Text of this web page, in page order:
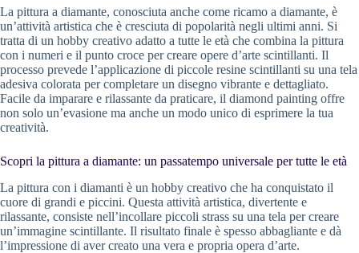
La pittura a diamante, conosciuta anche come ricamo a diamante, è
un’attività artistica che è cresciuta di popolarità negli ultimi anni. Si
tratta di un hobby creativo adatto a tutte le età che combina la pittura
con i numeri e il punto croce per creare opere d’arte scintillanti. Il
processo prevede l’applicazione di piccole resine scintillanti su una tela
adesiva colorata per completare un disegno vibrante e dettagliato.
Facile da imparare e rilassante da praticare, il diamond painting offre
non solo un’evasione ma anche un modo unico di esprimere la tua
creatività.
Scopri la pittura a diamante: un passatempo universale per tutte le età
La pittura con i diamanti è un hobby creativo che ha conquistato il
cuore di grandi e piccini. Questa attività artistica, divertente e
rilassante, consiste nell’incollare piccoli strass su una tela per creare
un’immagine scintillante. Il risultato finale è spesso abbagliante e dà
l’impressione di aver creato una vera e propria opera d’arte.